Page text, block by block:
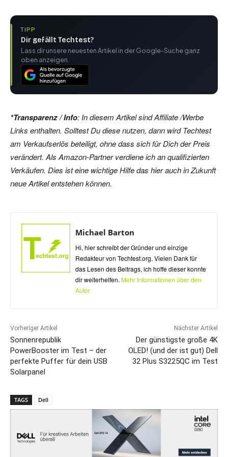
TIPP
Dir gefällt Techtest?
Lass dir unsere neuesten Artikel in der Google-Suche ganz
oben anzeigen.
*Transparenz / Info: In diesem Artikel sind Affiliate /Werbe
Links enthalten. Solltest Du diese nutzen, dann wird Techtest
am Verkaufserlös beteiligt, ohne dass sich für Dich der Preis
verändert. Als Amazon-Partner verdiene ich an qualifizierten
Verkäufen. Dies ist eine wichtige Hilfe das hier auch in Zukunft
neue Artikel entstehen können.
Michael Barton
Hi, hier schreibt der Gründer und einzige
Redakteur von Techtest.org. Vielen Dank für
das Lesen des Beitrags, ich hoffe dieser konnte
dir weiterhelfen.Mehr Informationen über den
Autor
Vorheriger Artikel
Sonnenrepublik
PowerBooster im Test – der
perfekte Puffer für dein USB
Solarpanel
Nächster Artikel
Der günstigste große 4K
OLED! (und der ist gut) Dell
32 Plus S3225QC im Test
TAGS Dell